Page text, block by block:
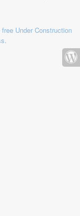
free Under Construction
.